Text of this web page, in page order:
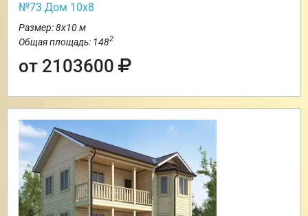
№73 Дом 10х8
Размер: 8х10 м
Общая площадь: 1482
от 2103600